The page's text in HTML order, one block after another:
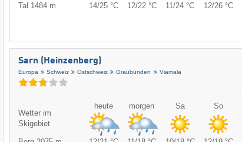
Tal 1484 m
14/25 °C 12/22 °C 11/24 °C 12/26 °C
Sarn (Heinzenberg)
Europa Schweiz Ostschweiz Graubünden Viamala
Wetter im
Skigebiet
heute morgen Sa So